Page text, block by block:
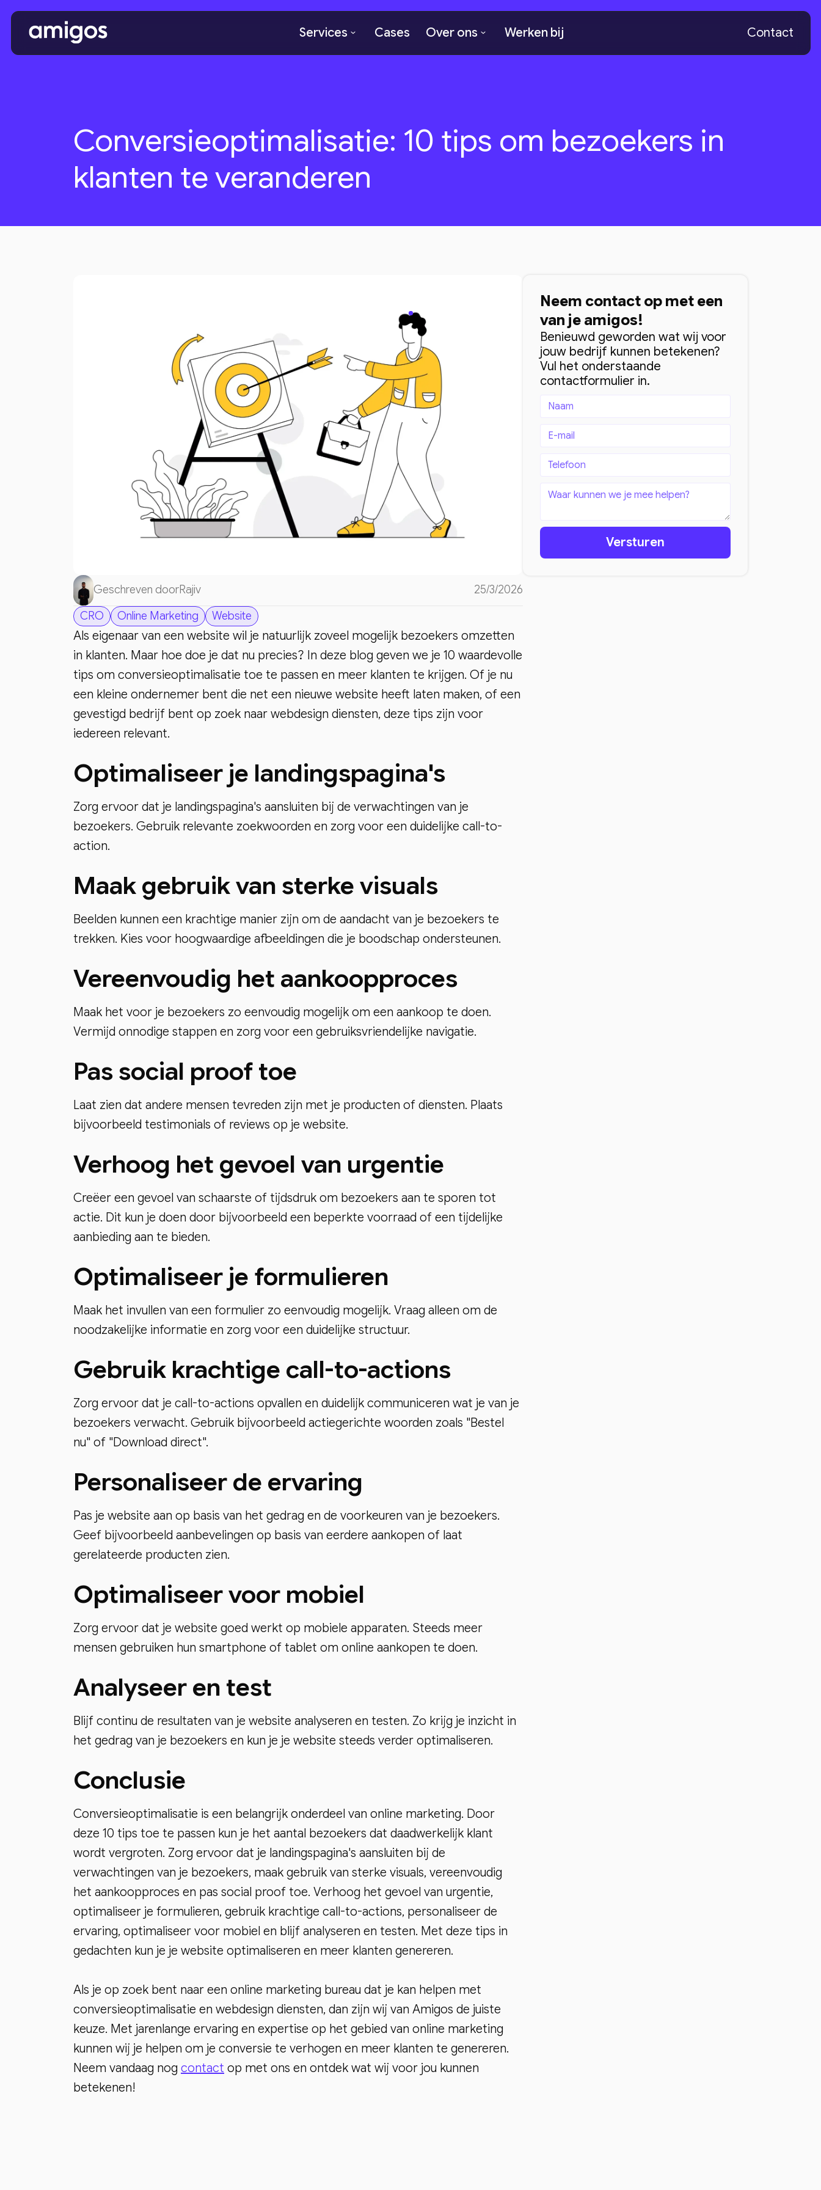
Services Cases Over ons Werken bij Contact
Conversieoptimalisatie: 10 tips om bezoekers in
klanten te veranderen
Geschreven doorRajiv
25/3/2026
CRO
Online Marketing Website
Als eigenaar van een website wil je natuurlijk zoveel mogelijk bezoekers omzetten
in klanten. Maar hoe doe je dat nu precies? In deze blog geven we je 10 waardevolle
tips om conversieoptimalisatie toe te passen en meer klanten te krijgen. Of je nu
een kleine ondernemer bent die net een nieuwe website heeft laten maken, of een
gevestigd bedrijf bent op zoek naar webdesign diensten, deze tips zijn voor
iedereen relevant.
Optimaliseer je landingspagina's
Zorg ervoor dat je landingspagina's aansluiten bij de verwachtingen van je
bezoekers. Gebruik relevante zoekwoorden en zorg voor een duidelijke call-to-
action.
Maak gebruik van sterke visuals
Beelden kunnen een krachtige manier zijn om de aandacht van je bezoekers te
trekken. Kies voor hoogwaardige afbeeldingen die je boodschap ondersteunen.
Vereenvoudig het aankoopproces
Maak het voor je bezoekers zo eenvoudig mogelijk om een aankoop te doen.
Vermijd onnodige stappen en zorg voor een gebruiksvriendelijke navigatie.
Pas social proof toe
Laat zien dat andere mensen tevreden zijn met je producten of diensten. Plaats
bijvoorbeeld testimonials of reviews op je website.
Verhoog het gevoel van urgentie
Creëer een gevoel van schaarste of tijdsdruk om bezoekers aan te sporen tot
actie. Dit kun je doen door bijvoorbeeld een beperkte voorraad of een tijdelijke
aanbieding aan te bieden.
Optimaliseer je formulieren
Maak het invullen van een formulier zo eenvoudig mogelijk. Vraag alleen om de
noodzakelijke informatie en zorg voor een duidelijke structuur.
Gebruik krachtige call-to-actions
Zorg ervoor dat je call-to-actions opvallen en duidelijk communiceren wat je van je
bezoekers verwacht. Gebruik bijvoorbeeld actiegerichte woorden zoals "Bestel
nu" of "Download direct".
Personaliseer de ervaring
Pas je website aan op basis van het gedrag en de voorkeuren van je bezoekers.
Geef bijvoorbeeld aanbevelingen op basis van eerdere aankopen of laat
gerelateerde producten zien.
Optimaliseer voor mobiel
Zorg ervoor dat je website goed werkt op mobiele apparaten. Steeds meer
mensen gebruiken hun smartphone of tablet om online aankopen te doen.
Analyseer en test
Blijf continu de resultaten van je website analyseren en testen. Zo krijg je inzicht in
het gedrag van je bezoekers en kun je je website steeds verder optimaliseren.
Conclusie
Conversieoptimalisatie is een belangrijk onderdeel van online marketing. Door
deze 10 tips toe te passen kun je het aantal bezoekers dat daadwerkelijk klant
wordt vergroten. Zorg ervoor dat je landingspagina's aansluiten bij de
verwachtingen van je bezoekers, maak gebruik van sterke visuals, vereenvoudig
het aankoopproces en pas social proof toe. Verhoog het gevoel van urgentie,
optimaliseer je formulieren, gebruik krachtige call-to-actions, personaliseer de
ervaring, optimaliseer voor mobiel en blijf analyseren en testen. Met deze tips in
gedachten kun je je website optimaliseren en meer klanten genereren.
Als je op zoek bent naar een online marketing bureau dat je kan helpen met
conversieoptimalisatie en webdesign diensten, dan zijn wij van Amigos de juiste
keuze. Met jarenlange ervaring en expertise op het gebied van online marketing
kunnen wij je helpen om je conversie te verhogen en meer klanten te genereren.
Neem vandaag nog contact op met ons en ontdek wat wij voor jou kunnen
betekenen!
Neem contact op met een
van je amigos!
Benieuwd geworden wat wij voor
jouw bedrijf kunnen betekenen?
Vul het onderstaande
contactformulier in.